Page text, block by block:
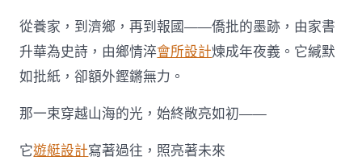
從養家，到濟鄉，再到報國——僑批的墨跡，由家書
升華為史詩，由鄉情淬會所設計煉成年夜義。它緘默
如批紙，卻額外鏗鏘無力。
那一束穿越山海的光，始終敞亮如初——
它遊艇設計寫著過往，照亮著未來